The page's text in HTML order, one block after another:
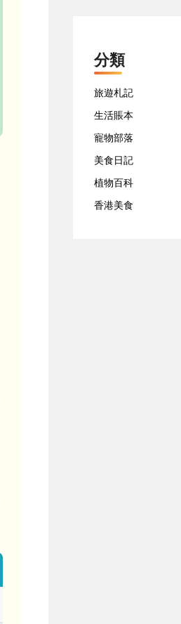
分類
旅遊札記
生活賬本
寵物部落
美食日記
植物百科
香港美食